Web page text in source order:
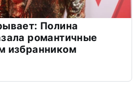
Полина
романтичные
избранником